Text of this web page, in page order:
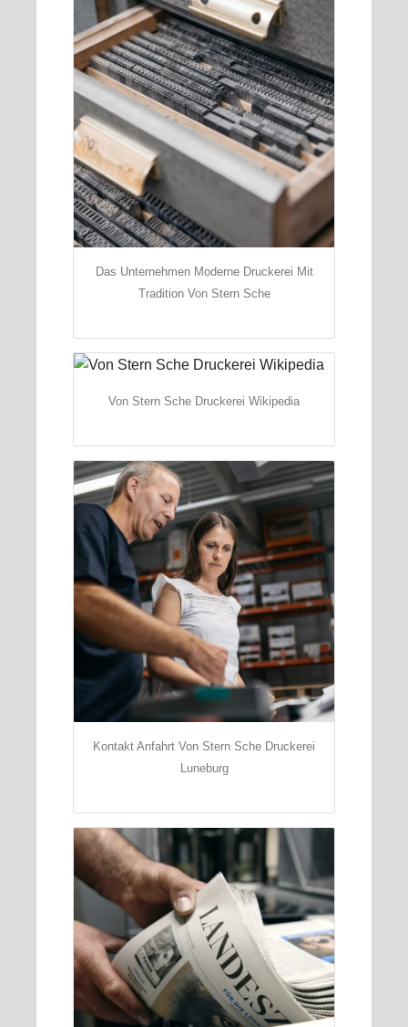
Das Unternehmen Moderne Druckerei Mit
Tradition Von Stern Sche
Von Stern Sche Druckerei Wikipedia
Kontakt Anfahrt Von Stern Sche Druckerei
Luneburg